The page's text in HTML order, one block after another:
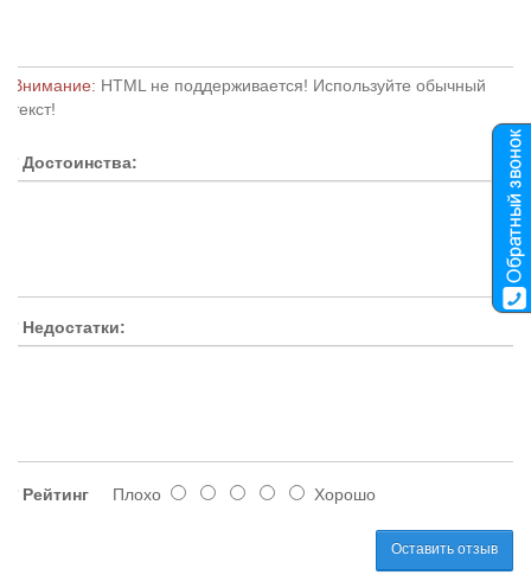
Внимание: HTML не поддерживается! Используйте обычный
текст!
Достоинства:
Недостатки:
Рейтинг Плохо Хорошо
Оставить отзыв